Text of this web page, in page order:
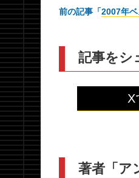
前の記事「2007年ベ
記事をシ
X
著者「ア